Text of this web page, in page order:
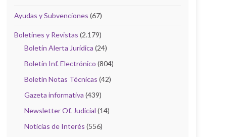
Ayudas y Subvenciones (67)
Boletines y Revistas (2.179)
Boletín Alerta Jurídica (24)
Boletín Inf. Electrónico (804)
Boletín Notas Técnicas (42)
Gazeta informativa (439)
Newsletter Of. Judicial (14)
Noticias de Interés (556)